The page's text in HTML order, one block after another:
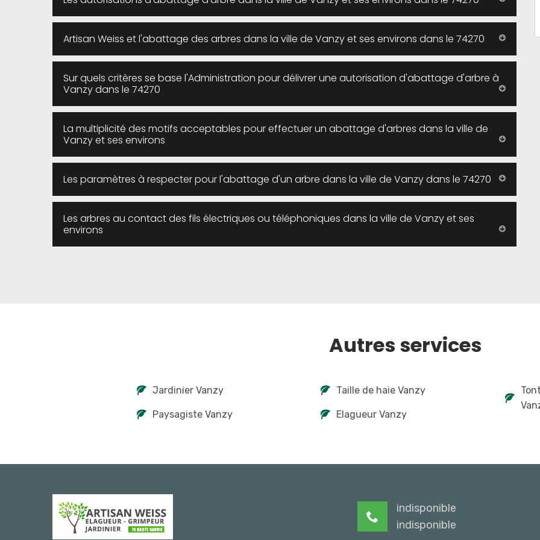
Artisan Weiss et l'abattage des arbres dans la ville de Vanzy et ses environs dans le 74270
Sur quels critères se base l'Administration pour délivrer une autorisation d'abattage d'arbre à
Vanzy dans le 74270
La multiplicité des motifs acceptables pour effectuer un abattage d'arbres dans la ville de
Vanzy et ses environs
Les paramètres à respecter pour l'abattage d'un arbre dans la ville de Vanzy dans le 74270
Les arbres au contact des fils électriques ou téléphoniques dans la ville de Vanzy et ses
environs
Autres services
Jardinier Vanzy
Paysagiste Vanzy
Taille de haie Vanzy
Elagueur Vanzy
indisponible
indisponible